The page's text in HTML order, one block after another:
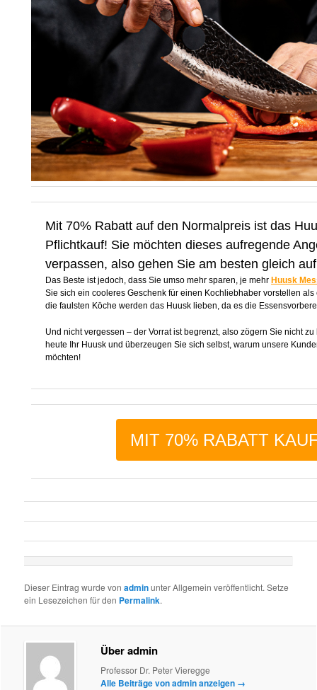
Mit 70% Rabatt auf den Normalpreis ist das
Pflichtkauf! Sie möchten dieses aufregende
verpassen, also gehen Sie am besten gleich
Das Beste ist jedoch, dass Sie umso mehr sparen, je mehrHuusk
Sie sich ein cooleres Geschenk für einen Kochliebhaber vorstellen
die faulsten Köche werden das Huusk lieben, da es die
Und nicht vergessen – der Vorrat ist begrenzt, also zögern Sie nicht
heute Ihr Huusk und überzeugen Sie sich selbst, warum unsere
möchten!
MIT 70% RABATT
Dieser Eintrag wurde vonadminunter Allgemein veröffentlicht. Setze
ein Lesezeichen für den Permalink.
Über admin
Professor Dr. Peter Vieregge
Alle Beiträge von admin anzeigen →